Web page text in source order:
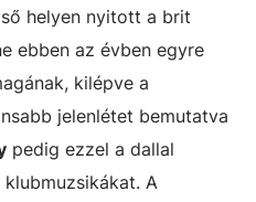
helyen nyitott a brit
ebben az évben egyre
kilépve a
jelenlétet bemutatva
pedig ezzel a dallal
A